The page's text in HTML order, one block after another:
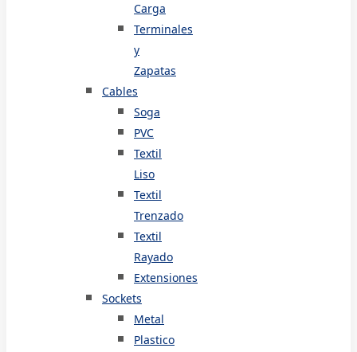
Carga
Terminales
y
Zapatas
Cables
Soga
PVC
Textil
Liso
Textil
Trenzado
Textil
Rayado
Extensiones
Sockets
Metal
Plastico